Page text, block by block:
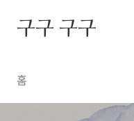
구구 구구
홈